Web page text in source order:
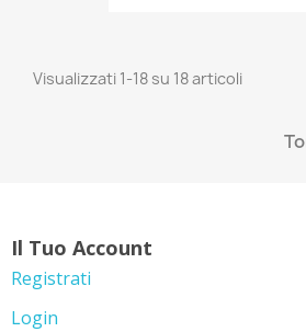
Visualizzati 1-18 su 18 articoli
Il Tuo Account
Registrati
Login